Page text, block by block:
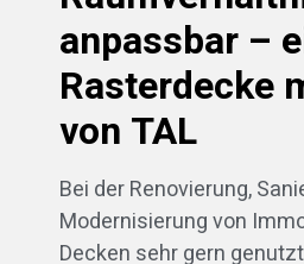
anpassbar –
Rasterdecke
von TAL
Bei der Renovierung,
Modernisierung von
Decken sehr gern